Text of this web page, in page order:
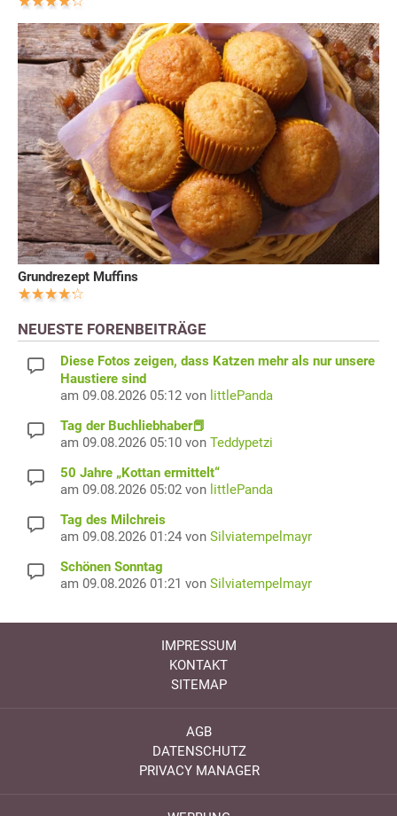
Grundrezept Muffins
NEUESTE FORENBEITRÄGE
Diese Fotos zeigen, dass Katzen mehr als nur unsere
Haustiere sind
am 09.08.2026 05:12 von littlePanda
Tag der Buchliebhaber📕
am 09.08.2026 05:10 von Teddypetzi
50 Jahre „Kottan ermittelt“
am 09.08.2026 05:02 von littlePanda
Tag des Milchreis
am 09.08.2026 01:24 von Silviatempelmayr
Schönen Sonntag
am 09.08.2026 01:21 von Silviatempelmayr
IMPRESSUM
KONTAKT
SITEMAP
AGB
DATENSCHUTZ
PRIVACY MANAGER